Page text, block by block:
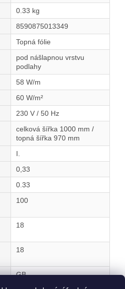
0.33 kg
8590875013349
Topná fólie
pod nášlapnou vrstvu
podlahy
58 W/m
60 W/m²
230 V / 50 Hz
celková šířka 1000 mm /
topná šířka 970 mm
I.
0,33
0.33
100
18
18
GB